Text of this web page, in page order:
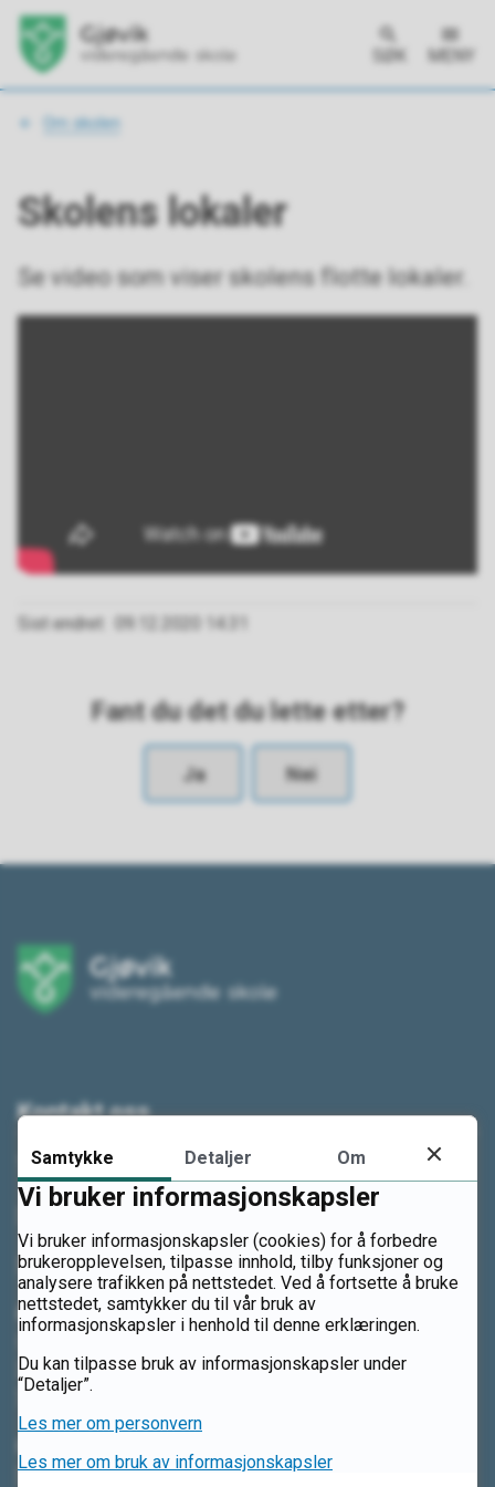
SØK MENY
Du
Om skolen
Skolens lokaler
Se video som viser skolens flotte lokaler.
Sist endret 09.12.2020 14.31
Fant du det du lette etter?
Ja Nei
Kontakt oss
Telefon: 61 14 94 00
Send sikker digital post
Besøksadresse
Ludvig Skattumsgate 23
2819 Gjøvik
Vis i kart
Se nærmere informasjon
Samtykke Detaljer Om
Vi bruker informasjonskapsler
Vi bruker informasjonskapsler (cookies) for å forbedre
brukeropplevelsen, tilpasse innhold, tilby funksjoner og
analysere trafikken på nettstedet. Ved å fortsette å bruke
nettstedet, samtykker du til vår bruk av
informasjonskapsler i henhold til denne erklæringen.
Du kan tilpasse bruk av informasjonskapsler under
“Detaljer”.
Les mer om personvern
Les mer om bruk av informasjonskapsler